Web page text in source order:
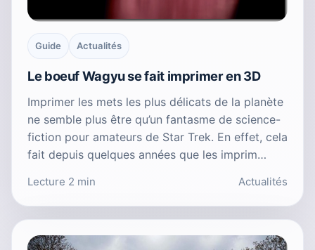
Guide Actualités
Le boeuf Wagyu se fait imprimer en 3D
Imprimer les mets les plus délicats de la planète
ne semble plus être qu’un fantasme de science-
fiction pour amateurs de Star Trek. En effet, cela
fait depuis quelques années que les imprim…
Lecture 2 min Actualités